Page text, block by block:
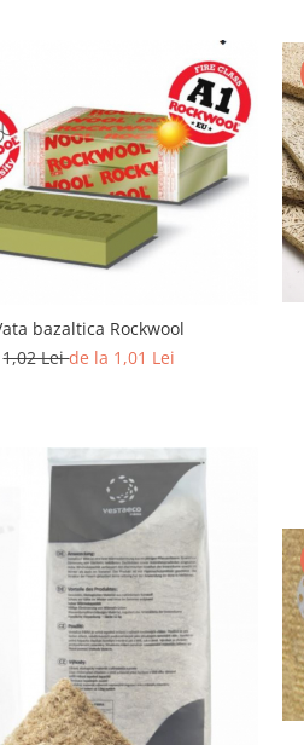
bazaltica Rockwool
1,02 Leide la 1,01 Lei